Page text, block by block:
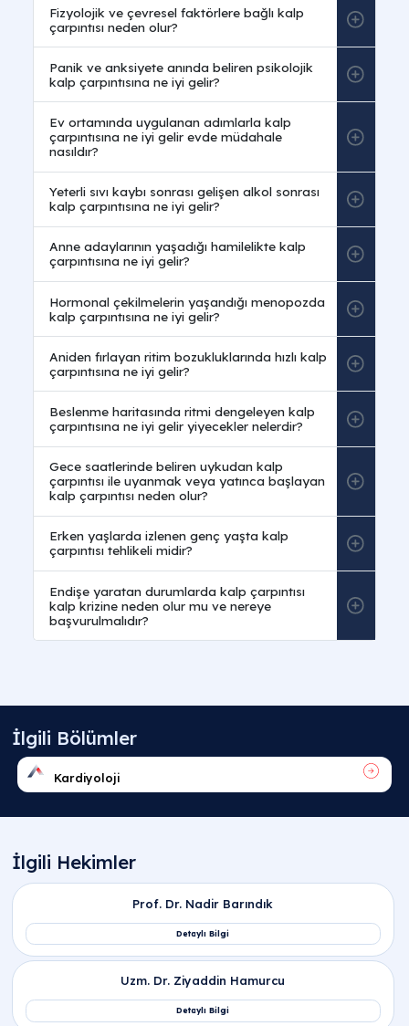
Kardiyoloji literatüründe kalp çarpıntısı nedir
ve belirtileri nasıl hissettirir?
kalp çarpıntısı belirtilerinelerdir? Kalbin
daha hızlı, düzensiz veya güçlü atması sonucu
göğüste, boyunda ya da kulaklarda hissettiren
algısıdır. Göğüste kuş kanadı çırpınması, kalbin